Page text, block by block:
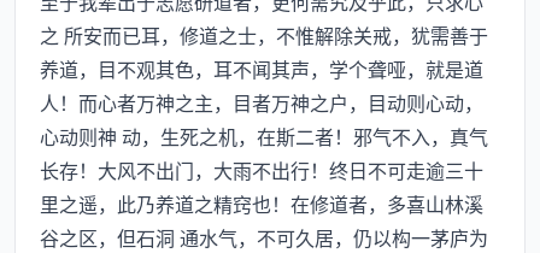
之 所安而已耳，修道之士，不惟解除关戒，犹需善于
养道，目不观其色，耳不闻其声，学个聋哑，就是道
人！而心者万神之主，目者万神之户，目动则心动，
心动则神 动，生死之机，在斯二者！邪气不入，真气
长存！大风不出门，大雨不出行！终日不可走逾三十
里之遥，此乃养道之精窍也！在修道者，多喜山林溪
谷之区，但石洞 通水气，不可久居，仍以构一茅庐为